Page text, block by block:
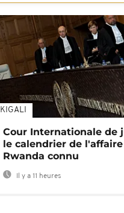
KIGALI
Cour Internationale de
le calendrier de l'affaire
Rwanda connu
Il y a 11 heures